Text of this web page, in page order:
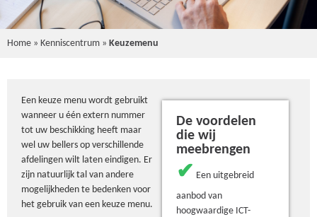
Home » Kenniscentrum » Keuzemenu
Een keuze menu wordt gebruikt
wanneer u één extern nummer
tot uw beschikking heeft maar
wel uw bellers op verschillende
afdelingen wilt laten eindigen. Er
zijn natuurlijk tal van andere
mogelijkheden te bedenken voor
het gebruik van een keuze menu.
De voordelen
die wij
meebrengen
✔ Een uitgebreid
aanbod van
hoogwaardige ICT-